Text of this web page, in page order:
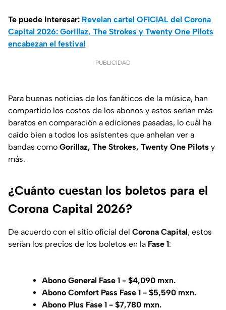
Te puede interesar: Revelan cartel OFICIAL del Corona
Capital 2026: Gorillaz, The Strokes y Twenty One Pilots
encabezan el festival
PUBLICIDAD
Para buenas noticias de los fanáticos de la música, han
compartido los costos de los abonos y estos serían más
baratos en comparación a ediciones pasadas, lo cuál ha
caído bien a todos los asistentes que anhelan ver a
bandas como Gorillaz, The Strokes, Twenty One Pilots y
más.
¿Cuánto cuestan los boletos para el
Corona Capital 2026?
De acuerdo con el sitio oficial del Corona Capital, estos
serían los precios de los boletos en la Fase 1:
Abono General Fase 1 - $4,090 mxn.
Abono Comfort Pass Fase 1 - $5,590 mxn.
Abono Plus Fase 1 - $7,780 mxn.